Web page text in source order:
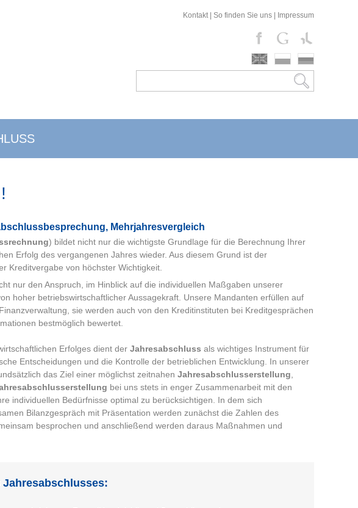
Kontakt| So finden Sie uns Impressum
Mehrjahresvergleich
) bildet nicht nur die wichtigste Grundlage für die Berechnung Ihrer
Erfolg des vergangenen Jahres wieder. Aus diesem Grund ist der
Kreditvergabe von höchster Wichtigkeit.
nur den Anspruch, im Hinblick auf die individuellen Maßgaben unserer
hoher betriebswirtschaftlicher Aussagekraft. Unsere Mandanten erfüllen auf
sie werden auch von den Kreditinstituten bei Kreditgesprächen
bestmöglich bewertet.
Erfolges dient der Jahresabschluss als wichtiges Instrument für
Entscheidungen und die Kontrolle der betrieblichen Entwicklung. In unserer
das Ziel einer möglichst zeitnahen Jahresabschlusserstellung
bei uns stets in enger Zusammenarbeit mit den
individuellen Bedürfnisse optimal zu berücksichtigen. In dem sich
Bilanzgespräch mit Präsentation werden zunächst die Zahlen des
besprochen und anschließend werden daraus Maßnahmen und
Jahresabschlusses: